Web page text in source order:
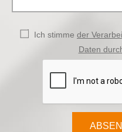
Ich stimme der
Daten